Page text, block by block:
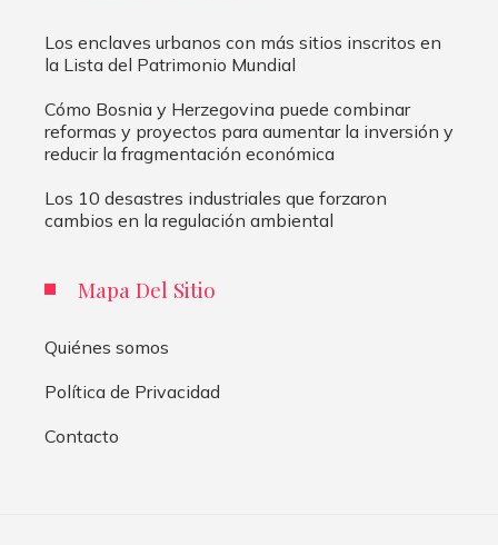
Los enclaves urbanos con más sitios inscritos en
la Lista del Patrimonio Mundial
Cómo Bosnia y Herzegovina puede combinar
reformas y proyectos para aumentar la inversión y
reducir la fragmentación económica
Los 10 desastres industriales que forzaron
cambios en la regulación ambiental
Mapa Del Sitio
Quiénes somos
Política de Privacidad
Contacto